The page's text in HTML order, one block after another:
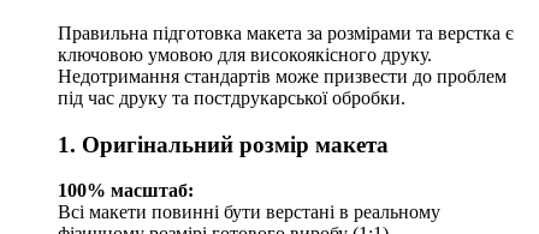
Правильна підготовка макета за розмірами та верстка є
ключовою умовою для високоякісного друку.
Недотримання стандартів може призвести до проблем
під час друку та постдрукарської обробки.
1. Оригінальний розмір макета
100% масштаб:
Всі макети повинні бути верстані в реальному